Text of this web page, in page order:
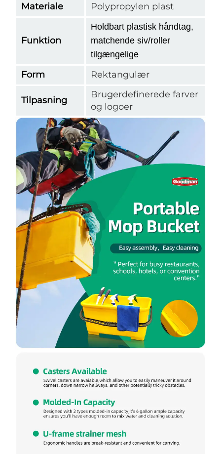
Materiale
Polypropylen plast
Funktion
Holdbart plastisk håndtag,
matchende siv/roller
tilgængelige
Form Rektangulær
Tilpasning
Brugerdefinerede farver
og logoer